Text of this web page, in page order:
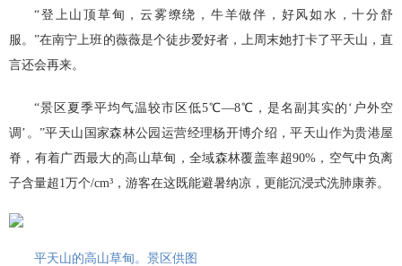
“登上山顶草甸，云雾缭绕，牛羊做伴，好风如水，十分舒
服。”在南宁上班的薇薇是个徒步爱好者，上周末她打卡了平天山，直
言还会再来。
“景区夏季平均气温较市区低5℃—8℃，是名副其实的‘户外空
调’。”平天山国家森林公园运营经理杨开博介绍，平天山作为贵港屋
脊，有着广西最大的高山草甸，全域森林覆盖率超90%， 空气中负离
子含量超1万个/cm³ ，游客在这既能避暑纳凉，更能沉浸式洗肺康养。
平天山的高山草甸。景区供图